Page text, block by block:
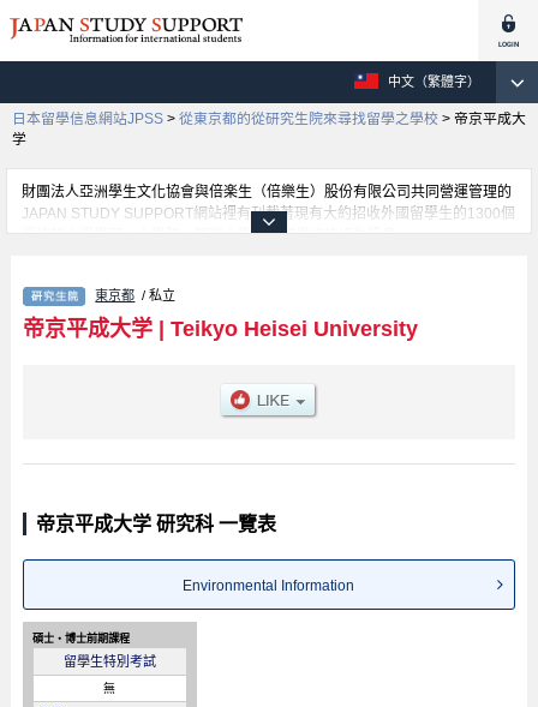
中文（繁體字）
日本留學信息網站JPSS > 從東京都的從研究生院來尋找留學之學校 > 帝京平成大
学
財團法人亞洲學生文化協會與倍楽生（倍樂生）股份有限公司共同營運管理的
JAPAN STUDY SUPPORT網站裡有刊載著現有大約招收外國留學生的1300個
學校的大學學部、大學院、短期大學、專門學校的招生訊息。
Scienceｓ、Graduate School of Nursing Science等各別研究科的不同訊息，
以及招收名額、合格人數等考試資訊、設施介紹、聯絡方式等對外國留學生是
必要之訊息都刊載於此，請務必查閱及利用此網站。
東京都 / 私立
帝京平成大学| Teikyo Heisei University
帝京平成大学 研究科 一覽表
Environmental Information
碩士・博士前期課程
留學生特別考試
無